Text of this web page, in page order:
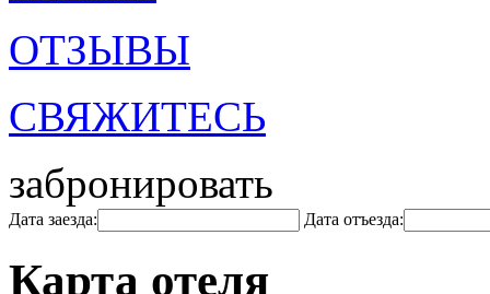
ОТЗЫВЫ
СВЯЖИТЕСЬ
забронировать
Дата заезда: Дата отъезда:
Карта отеля